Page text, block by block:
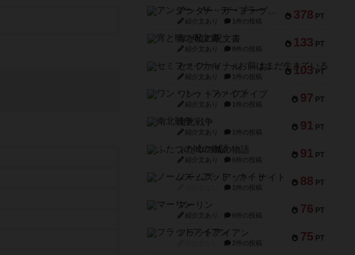
378 PT
アンダー・ザ・テーブラー
紹介文あり 1件の投稿
133 PT
宵と暁の呪文書
紹介文あり 8件の投稿
103 PT
セミファイナル ～お前はまだ生きている～
紹介文あり 1件の投稿
97 PT
ワン・トゥ・ファイブ
紹介文あり 1件の投稿
91 PT
南北戦争
紹介文あり 1件の投稿
91 PT
ふたつの城の物語
紹介文あり 6件の投稿
88 PT
ノームズ・アット・ナイト
1件の投稿
76 PT
マーリン
紹介文あり 6件の投稿
75 PT
フラットアイアン
2件の投稿